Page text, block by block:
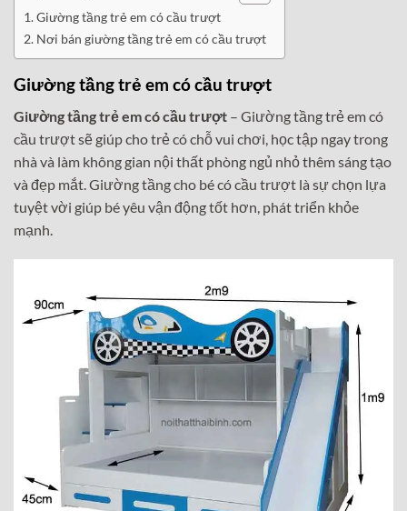
Giường tầng trẻ em có cầu trượt
Nơi bán giường tầng trẻ em có cầu trượt
Giường tầng trẻ em có cầu trượt
Giường tầng trẻ em có cầu trượt – Giường tầng trẻ em có
cầu trượt sẽ giúp cho trẻ có chỗ vui chơi, học tập ngay trong
nhà và làm không gian nội thất phòng ngủ nhỏ thêm sáng tạo
và đẹp mắt. Giường tầng cho bé có cầu trượt là sự chọn lựa
tuyệt vời giúp bé yêu vận động tốt hơn, phát triển khỏe
mạnh.